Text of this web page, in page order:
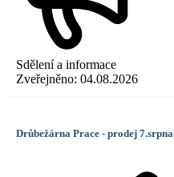
Sdělení a informace
Zveřejněno: 04.08.2026
Drůbežárna Prace - prodej 7.srpna